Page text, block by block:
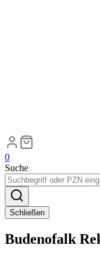
0
Suche
Schließen
Budenofalk